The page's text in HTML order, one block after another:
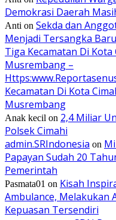
Demokrasi Daerah
Anti on Sekda dan
Menjadi Tersangka
Tiga Kecamatan Di
Musrembang –
Kecamatan Di Kota
Musrembang
Anak kecil on 2,4 Miliar
Polsek Cimahi
admin.SRIndonesia on
Papayan Sudah 20
Pemerintah
Pasmata01 on Kisah
Ambulance, Melakukan
Kepuasan Tersendiri